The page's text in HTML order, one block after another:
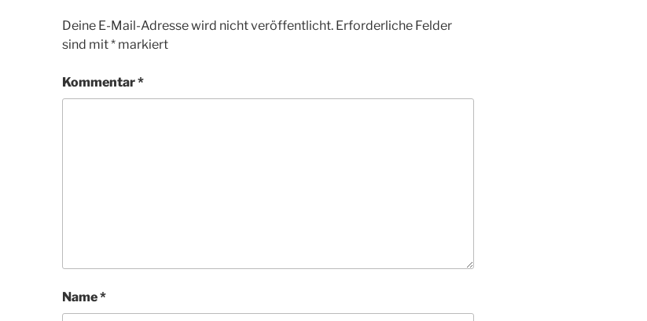
Deine E-Mail-Adresse wird nicht veröffentlicht. Erforderliche Felder
sind mit*markiert
Kommentar*
Name*